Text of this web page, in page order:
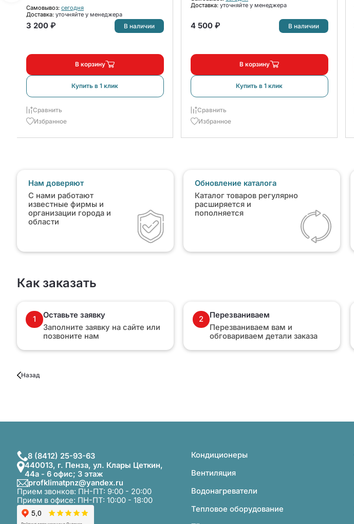
Самовывоз: сегодня
Доставка: уточняйте у менеджера
3 200 ₽ В наличии
В корзину
Купить в 1 клик
Сравнить
Избранное
Доставка: уточняйте у менеджера
4 500 ₽ В наличии
В корзину
Купить в 1 клик
Сравнить
Избранное
Нам доверяют
С нами работают
известные фирмы и
организации города и
области
Обновление каталога
Каталог товаров регулярно
расширяется и
пополняется
Как заказать
1
Оставьте заявку
Заполните заявку на сайте или
позвоните нам
2
Перезваниваем
Перезваниваем вам и
обговариваем детали заказа
Назад
8 (8412) 25-93-63
440013, г. Пенза, ул. Клары Цеткин,
44а - 6 офис; 3 этаж
profklimatpnz@yandex.ru
Прием звонков: ПН-ПТ: 9:00 - 20:00
Прием в офисе: ПН-ПТ: 10:00 - 18:00
Кондиционеры
Вентиляция
Водонагреватели
Тепловое оборудование